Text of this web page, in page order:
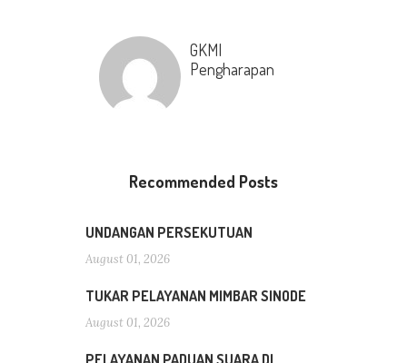
GKMI
Pengharapan
Recommended Posts
UNDANGAN PERSEKUTUAN
August 01, 2026
TUKAR PELAYANAN MIMBAR SINODE
August 01, 2026
PELAYANAN PADUAN SUARA DI